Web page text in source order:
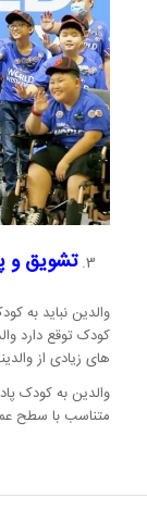
تشویق و
والدین نباید به
کودک توقع دارد
های زیادی از
والدین به کودک
متناسب با سطح